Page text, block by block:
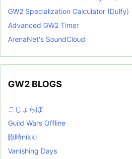
GW2 Specialization Calculator (Dulfy)
Advanced GW2 Timer
ArenaNet's SoundCloud
GW2 BLOGS
こじょらぼ
Guild Wars Offline
臨時nikki
Vanishing Days